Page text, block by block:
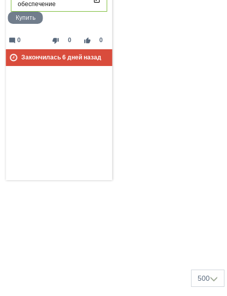
обеспечение
Купить
thumb_down 0 thumb_up 0
mode_comment 0
Закончилась 6дней назад
500